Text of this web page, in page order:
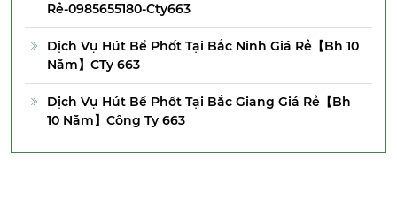
Rẻ-0985655180-Cty663
Dịch Vụ Hút Bể Phốt Tại Bắc Ninh Giá Rẻ【Bh 10
Năm】CTy 663
Dịch Vụ Hút Bể Phốt Tại Bắc Giang Giá Rẻ【Bh
10 Năm】Công Ty 663